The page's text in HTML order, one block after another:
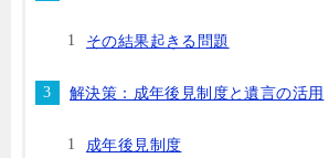
その結果起きる問題
解決策：成年後見制度と遺言の活用
成年後見制度